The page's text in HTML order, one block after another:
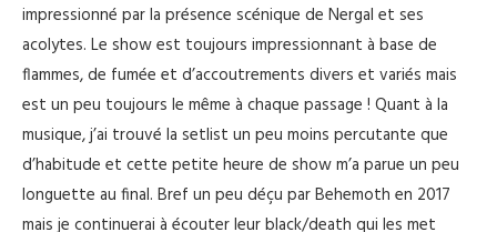
impressionné par la présence scénique de Nergal et ses
acolytes. Le show est toujours impressionnant à base de
flammes, de fumée et d’accoutrements divers et variés mais
est un peu toujours le même à chaque passage ! Quant à la
musique, j’ai trouvé la setlist un peu moins percutante que
d’habitude et cette petite heure de show m’a parue un peu
longuette au final. Bref un peu déçu par Behemoth en 2017
mais je continuerai à écouter leur black/death qui les met